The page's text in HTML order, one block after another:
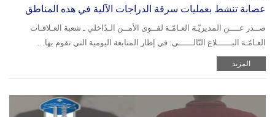
عصابة تنشط بعمليات سرقة الدراجات الآلية في هذه المناطق
صــدر عــــن المديريّـة العـامّـة لقــوى الأمــن الـدّاخلي ـ شعبة العـلاقـات
العـامّـة البــــــلاغ التّالــــــي: في إطار المتابعة اليومية التي تقوم بها…
المزيد